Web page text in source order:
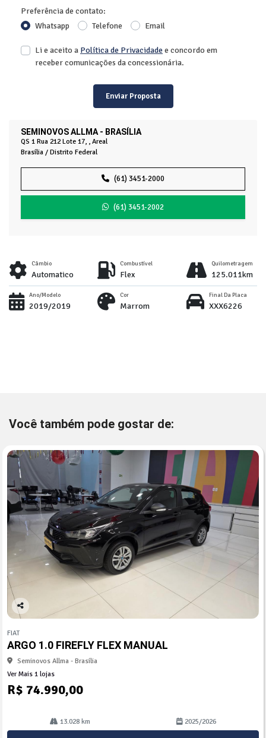
SEMINOVOS ALLMA - BRASÍLIA
QS 1 Rua 212 Lote 17, , Areal
Brasília / Distrito Federal
(61) 3451-2000
(61) 3451-2002
Preferência de contato:
Whatsapp
Telefone Email
Li e aceito a Política de Privacidadee concordo em
receber comunicações da concessionária.
Enviar Proposta
Câmbio
Automatico
Combustível
Flex
Quilometragem
125.011km
Ano/Modelo
2019/2019
Cor
Marrom
Final Da Placa
XXX6226
Você também pode gostar de:
Co
arti
lhe
FIAT
ARGO 1.0 FIREFLY FLEX MANUAL
Seminovos Allma - Brasília
Ver Mais 1 lojas
R$ 74.990,00
13.028 km 2025/2026